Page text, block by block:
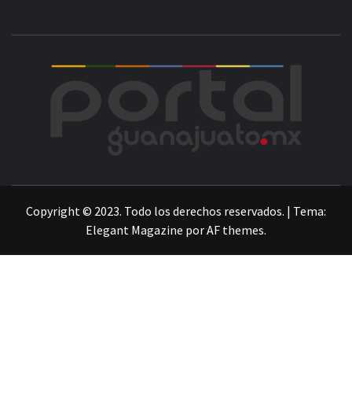
Copyright © 2023. Todo los derechos reservados. | Tema:
Elegant Magazine porAF themes.